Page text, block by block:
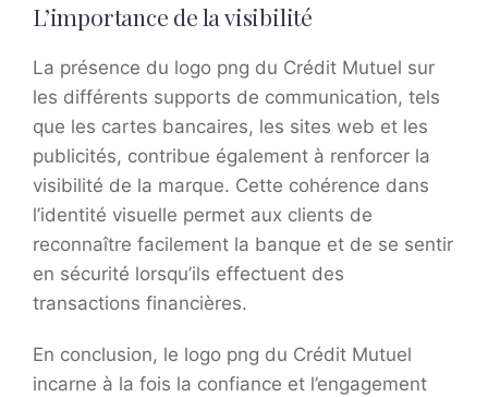
L’importance de la visibilité
La présence du logo png du Crédit Mutuel sur
les différents supports de communication, tels
que les cartes bancaires, les sites web et les
publicités, contribue également à renforcer la
visibilité de la marque. Cette cohérence dans
l’identité visuelle permet aux clients de
reconnaître facilement la banque et de se sentir
en sécurité lorsqu’ils effectuent des
transactions financières.
En conclusion, le logo png du Crédit Mutuel
incarne à la fois la confiance et l’engagement